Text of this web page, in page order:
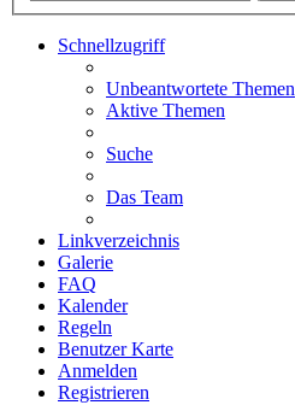
Schnellzugriff
Unbeantwortete Themen
Aktive Themen
Suche
Das Team
Linkverzeichnis
Galerie
FAQ
Kalender
Regeln
Benutzer Karte
Anmelden
Registrieren